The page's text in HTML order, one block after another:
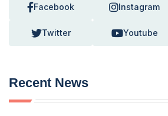
Facebook Instagram
Twitter Youtube
Recent News